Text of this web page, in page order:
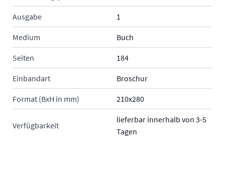
Ausgabe 1
Medium Buch
Seiten 184
Einbandart Broschur
Format (BxH in mm) 210x280
Verfügbarkeit
lieferbar innerhalb von 3-5
Tagen